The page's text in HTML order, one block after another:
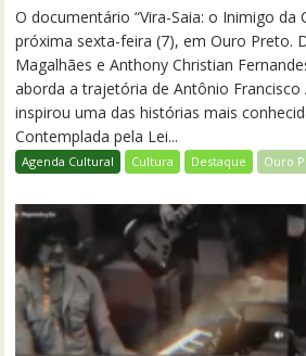
O documentário “Vira-Saia: o Inimigo da
próxima sexta-feira (7), em Ouro Preto.
Magalhães e Anthony Christian
aborda a trajetória de Antônio Francisco
inspirou uma das histórias mais
Contemplada pela Lei...
Agenda Cultural Cultura Destaque Ouro